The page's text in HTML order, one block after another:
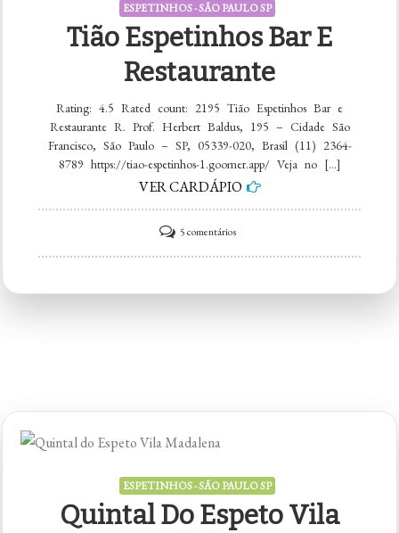
ESPETINHOS - SÃO PAULO SP
Tião Espetinhos Bar E
Restaurante
Rating: 4.5 Rated count: 2195 Tião Espetinhos Bar e
Restaurante R. Prof. Herbert Baldus, 195 – Cidade São
Francisco, São Paulo – SP, 05339-020, Brasil (11) 2364-
8789 https://tiao-espetinhos-1.goomer.app/ Veja no […]
VER CARDÁPIO
5 comentáriosem
Tião
ESPETINHOS - SÃO PAULO SP
Quintal Do Espeto Vila